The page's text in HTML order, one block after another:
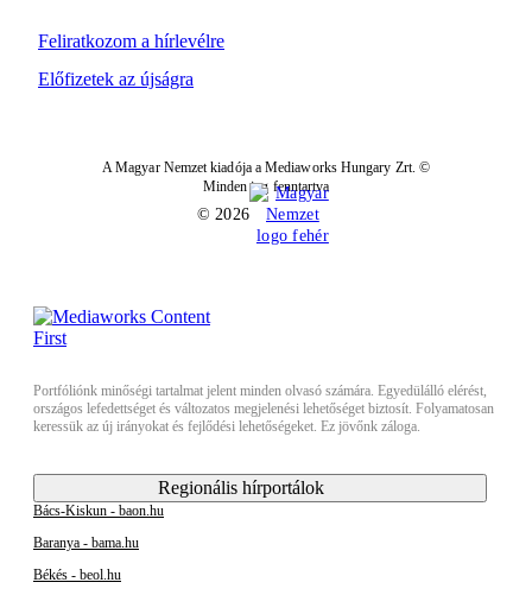
Feliratkozom a hírlevélre
Előfizetek az újságra
A Magyar Nemzet kiadója a Mediaworks Hungary Zrt. ©
Minden jog fenntartva
© 2026
Portfóliónk minőségi tartalmat jelent minden olvasó számára. Egyedülálló elérést,
országos lefedettséget és változatos megjelenési lehetőséget biztosít. Folyamatosan
keressük az új irányokat és fejlődési lehetőségeket. Ez jövőnk záloga.
Regionális hírportálok
Bács-Kiskun - baon.hu
Baranya - bama.hu
Békés - beol.hu